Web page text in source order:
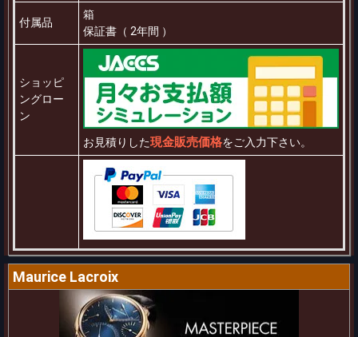
付属品
箱
保証書（ 2年間 ）
ショッピ
ングロー
ン
お見積りした現金販売価格をご入力下さい。
Maurice Lacroix